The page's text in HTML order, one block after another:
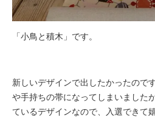
「小鳥と積木」です。
新しいデザインで出したかったので
や手持ちの帯になってしまいました
ているデザインなので、入選できて